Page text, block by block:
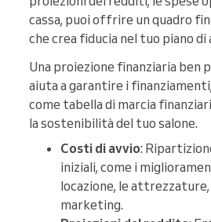
cassa, puoi offrire un quadro
che crea fiducia nel tuo piano
Una proiezione finanziaria ben
aiuta a garantire i
come tabella di marcia
la sostenibilità del tuo salone.
Costi di avvio:
iniziali, come i
locazione, le
marketing.